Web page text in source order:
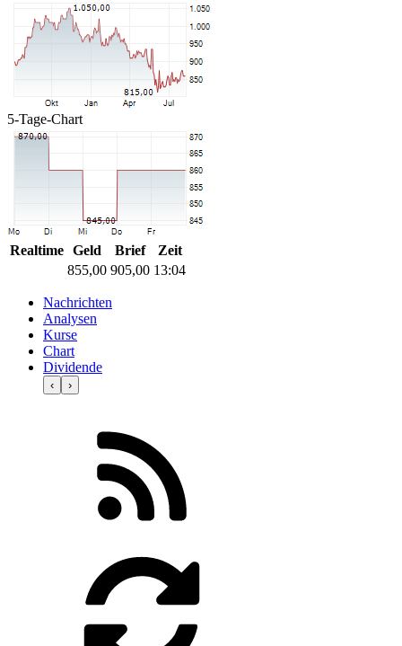
5-Tage-Chart
Realtime Geld Brief
Zeit
855,00 905,00 13:04
Nachrichten
Analysen
Kurse
Chart
Dividende
‹ ›